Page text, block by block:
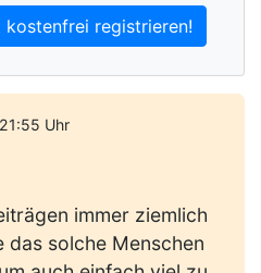
kostenfrei registrieren!
Uhr
immer ziemlich
solche Menschen